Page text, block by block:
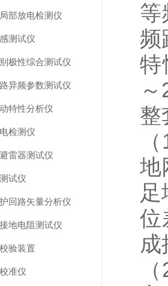
部放电检测仪
测试仪
极性综合测试仪
异频参数测试仪
特性分析仪
检测仪
雷器测试仪
试仪
回路矢量分析仪
地电阻测试仪
验装置
准仪
等
频
特
整
地
位
成